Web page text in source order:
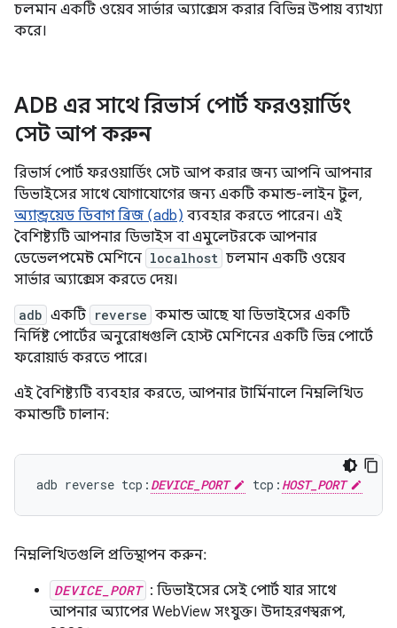
চলমান একটি ওয়েব সার্ভার অ্যাক্সেস করার বিভিন্ন উপায় ব্যাখ্যা
করে।
ADB এর সাথে রিভার্স পোর্ট ফরওয়ার্ডিং
সেট আপ করুন
রিভার্স পোর্ট ফরওয়ার্ডিং সেট আপ করার জন্য আপনি আপনার
ডিভাইসের সাথে যোগাযোগের জন্য একটি কমান্ড-লাইন টুল,
অ্যান্ড্রয়েড ডিবাগ ব্রিজ (adb) ব্যবহার করতে পারেন। এই
বৈশিষ্ট্যটি আপনার ডিভাইস বা এমুলেটরকে আপনার
ডেভেলপমেন্ট মেশিনে localhost চলমান একটি ওয়েব
সার্ভার অ্যাক্সেস করতে দেয়।
adb একটি reverse কমান্ড আছে যা ডিভাইসের একটি
নির্দিষ্ট পোর্টের অনুরোধগুলি হোস্ট মেশিনের একটি ভিন্ন পোর্টে
ফরোয়ার্ড করতে পারে।
এই বৈশিষ্ট্যটি ব্যবহার করতে, আপনার টার্মিনালে নিম্নলিখিত
কমান্ডটি চালান:
adb reverse tcp: DEVICE_PORT tcp: HOST_PORT
নিম্নলিখিতগুলি প্রতিস্থাপন করুন:
DEVICE_PORT : ডিভাইসের সেই পোর্ট যার সাথে
আপনার অ্যাপের WebView সংযুক্ত। উদাহরণস্বরূপ,